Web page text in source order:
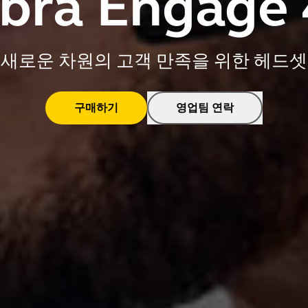
새로운 차원의 고객 만족을 위한 헤드셋
구매하기 영업팀 연락